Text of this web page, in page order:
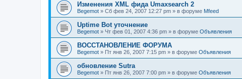
Изменения XML фида Umaxsearch 2
Begemot » Сб фев 24, 2007 12:27 pm » в форуме Mfeed
Uptime Bot уточнение
Begemot » Чт фев 01, 2007 4:36 pm » в форуме Объявления
ВОССТАНОВЛЕНИЕ ФОРУМА
Begemot » Пт янв 26, 2007 7:15 pm » в форуме Объявления
обновление Sutra
Begemot » Пт янв 26, 2007 7:00 pm » в форуме Объявления